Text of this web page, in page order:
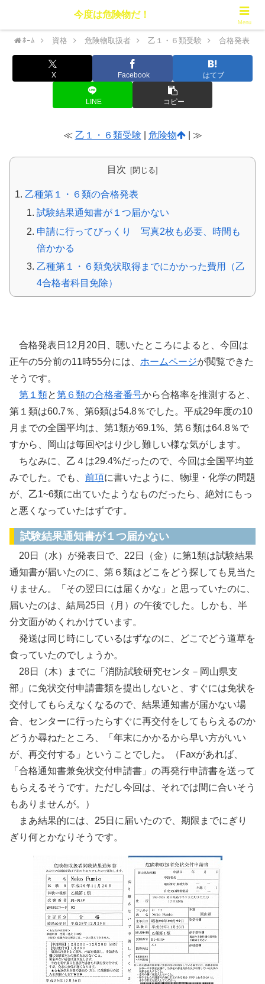
ﾎｰﾑ 資格 危険物取扱者 乙１・６類受験 合格発表
X Facebook はてブ
LINE コピー
≪ 乙１・６類受験 危険物 | ≫
目次
乙種第１・６類の合格発表
試験結果通知書が１つ届かない
申請に行ってびっくり 写真2枚も必要、時間も
倍かかる
乙種第１・６類免状取得までにかかった費用（乙
4合格者科目免除）
合格発表日12月20日、聴いたところによると、今回は
正午の5分前の11時55分には、 ホームページが閲覧できた
そうです。
第１類と第６類の合格者番号から合格率を推測すると、
第１類は60.7％、第6類は54.8％でした。平成29年度の10
月までの全国平均は、第1類が69.1%、第６類は64.8％で
すから、岡山は毎回やはり少し難しい様な気がします。
ちなみに、乙４は29.4%だったので、今回は全国平均並
みでした。でも、 前項に書いたように、物理・化学の問題
が、乙1~6類に出ていたようなものだったら、絶対にもっ
と悪くなっていたはずです。
試験結果通知書が１つ届かない
20日（水）が発表日で、22日（金）に第1類は試験結果
通知書が届いたのに、第６類はどこをどう探しても見当た
りません。「その翌日には届くかな」と思っていたのに、
届いたのは、結局25日（月）の午後でした。しかも、半
分文面がめくれかけています。
発送は同じ時にしているはずなのに、どこでどう道草を
食っていたのでしょうか。
28日（木）までに「消防試験研究センタ－岡山県支
部」に免状交付申請書類を提出しないと、すぐには免状を
交付してもらえなくなるので、結果通知書が届かない場
合、センターに行ったらすぐに再交付をしてもらえるのか
どうか尋ねたところ、「年末にかかるから早い方がいい
が、再交付する」ということでした。（Faxがあれば、
「合格通知書兼免状交付申請書」の再発行申請書を送って
もらえるそうです。ただし今回は、それでは間に合いそう
もありませんが。）
まあ結果的には、25日に届いたので、期限までにぎり
ぎり何とかなりそうです。
今度は危険物だ！
Menu